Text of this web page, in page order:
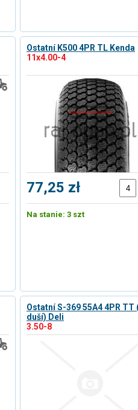
Ostatní K500 4PR TL Kenda
11x4.00-4
77,25 zł
Na stanie: 3 szt
Ostatní S-369 55A4 4PR TT
duší) Deli
3.50-8